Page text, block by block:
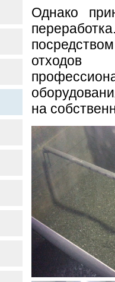
Однако
отходов
на